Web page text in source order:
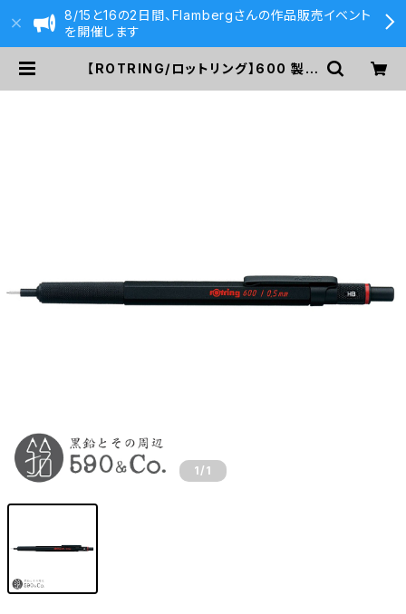
8/15と16の2日間、Flambergさんの作品販売イベント
を開催します
【ROTRING/ロットリング】600 製図
1 /1